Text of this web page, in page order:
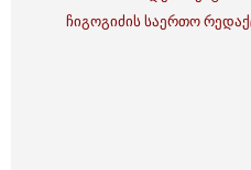
ჩიგოგიძის საერთო